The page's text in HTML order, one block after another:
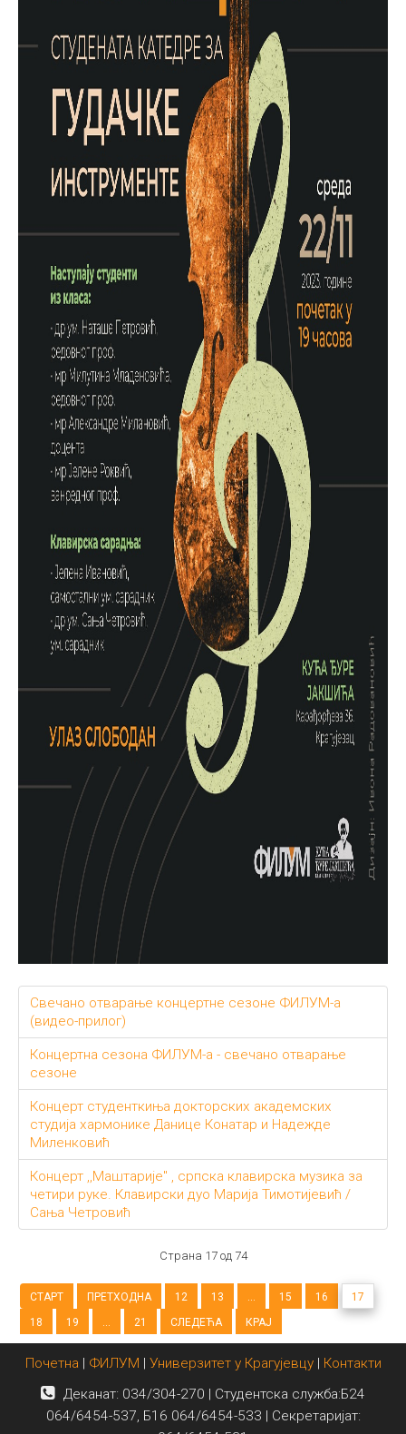
Свечано отварање концертне сезоне ФИЛУМ-а
(видео-прилог)
Концертна сезона ФИЛУМ-а - свечано отварање
сезоне
Концерт студенткиња докторских академских
студија хармонике Данице Конатар и Надежде
Миленковић
Концерт ,,Маштарије" , српска клавирска музика за
четири руке. Клавирски дуо Марија Тимотијевић /
Сања Четровић
Страна 17 од 74
СТАРТ ПРЕТХОДНА 12 13 15 16
17
18
19 21 СЛЕДЕЋА КРАЈ
Почетна | ФИЛУМ | Универзитет у Крагујевцу| Контакти
Деканат: 034/304-270 | Студентска служба:Б24
064/6454-537, Б16 064/6454-533 | Секретаријат: